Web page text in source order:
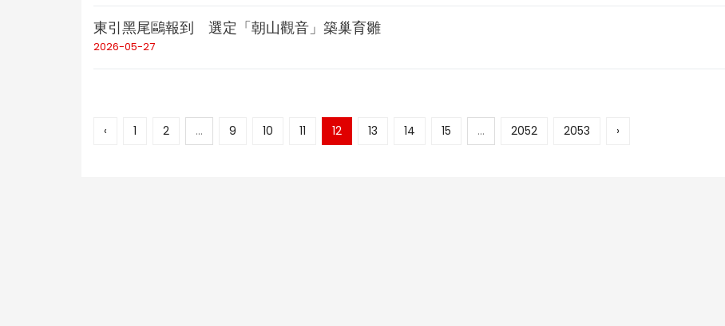
東引黑尾鷗報到 選定「朝山觀音」築巢育雛
2026-05-27
‹ 1 2 ... 9 10 11 12 13 14 15 ... 2052 2053 ›